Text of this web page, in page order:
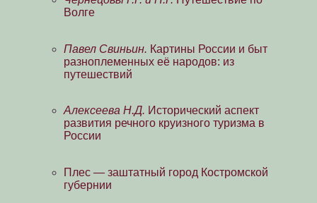
Волге
Павел Свиньин. Картины России и быт
разноплеменных её народов: из
путешествий
Алексеева Н.Д. Исторический аспект
развития речного круизного туризма в
России
Плес — заштатный город Костромской
губернии